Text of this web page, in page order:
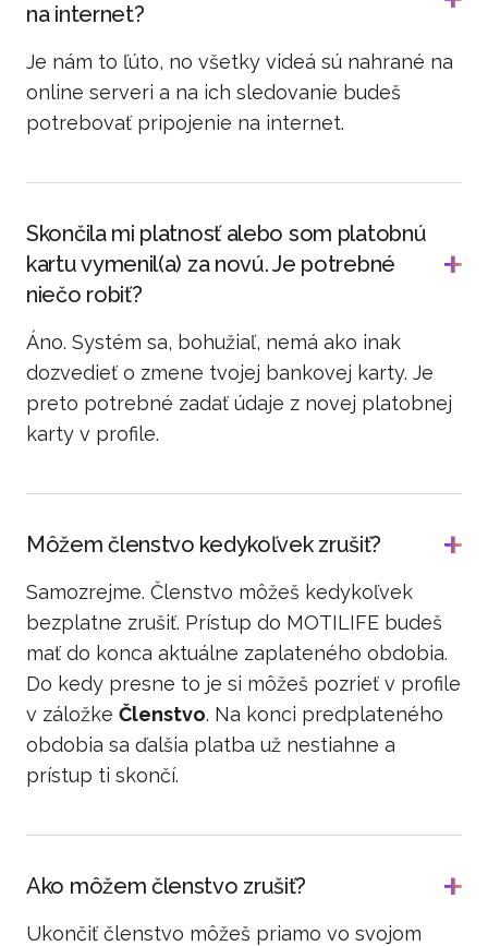
na internet?
Je nám to ľúto, no všetky videá sú nahrané na
online serveri a na ich sledovanie budeš
potrebovať pripojenie na internet.
Skončila mi platnosť alebo som platobnú
kartu vymenil(a) za novú. Je potrebné
niečo robiť?
Áno. Systém sa, bohužiaľ, nemá ako inak
dozvedieť o zmene tvojej bankovej karty. Je
preto potrebné zadať údaje z novej platobnej
karty v profile.
Môžem členstvo kedykoľvek zrušiť?
Samozrejme. Členstvo môžeš kedykoľvek
bezplatne zrušiť. Prístup do MOTILIFE budeš
mať do konca aktuálne zaplateného obdobia.
Do kedy presne to je si môžeš pozrieť v profile
v záložke Členstvo. Na konci predplateného
obdobia sa ďalšia platba už nestiahne a
prístup ti skončí.
Ako môžem členstvo zrušiť?
Ukončiť členstvo môžeš priamo vo svojom